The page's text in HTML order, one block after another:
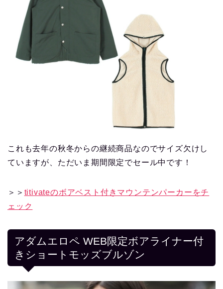
これも去年の秋冬からの継続商品なのでサイズ欠けし
ていますが、ただいま期間限定でセール中です！
＞＞ titivateのボアベスト付きマウンテンパーカーをチ
ェック
アダムエロペ WEB限定ボアライナー付
きショートモッズブルゾン